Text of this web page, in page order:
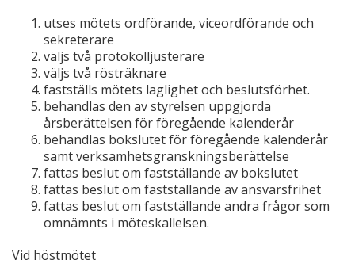
utses mötets ordförande, viceordförande och
sekreterare
väljs två protokolljusterare
väljs två rösträknare
fastställs mötets laglighet och beslutsförhet.
behandlas den av styrelsen uppgjorda
årsberättelsen för föregående kalenderår
behandlas bokslutet för föregående kalenderår
samt verksamhetsgranskningsberättelse
fattas beslut om fastställande av bokslutet
fattas beslut om fastställande av ansvarsfrihet
fattas beslut om fastställande andra frågor som
omnämnts i möteskallelsen.
Vid höstmötet